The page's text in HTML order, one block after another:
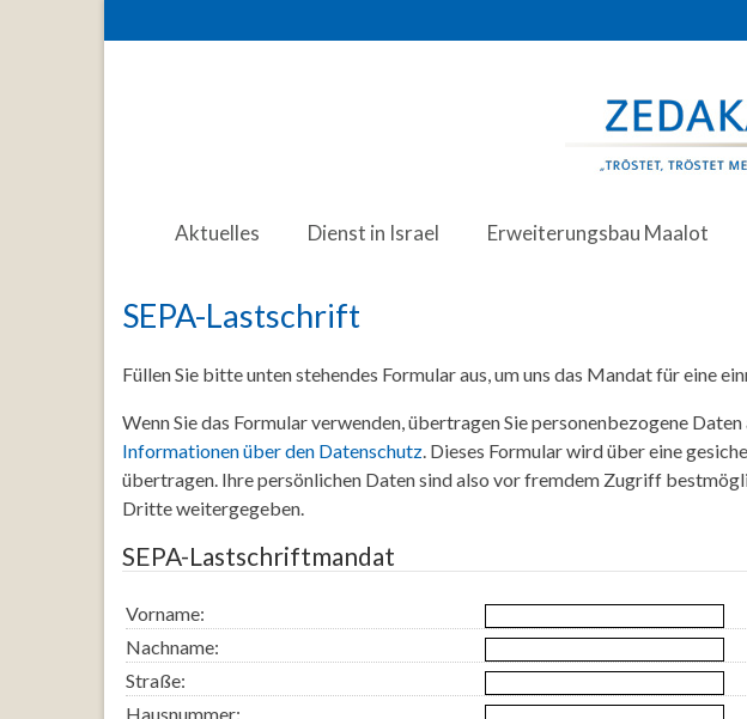
Aktuelles Dienst in Israel Erweiterungsbau Maalot
SEPA-Lastschrift
Füllen Sie bitte unten stehendes Formular aus, um uns das Mandat für eine
Wenn Sie das Formular verwenden, übertragen Sie personenbezogene
Informationen über den Datenschutz. Dieses Formular wird über eine
übertragen. Ihre persönlichen Daten sind also vor fremdem Zugriff
Dritte weitergegeben.
SEPA-Lastschriftmandat
Vorname:
Nachname:
Straße:
Hausnummer: